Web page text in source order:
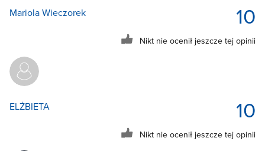
10
Mariola Wieczorek
Nikt nie ocenił jeszcze tej opinii
10
ELŻBIETA
Nikt nie ocenił jeszcze tej opinii